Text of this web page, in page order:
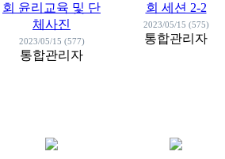
회 윤리교육 및 단
체사진
2023/05/15 (577)
통합관리자
회 세션 2-2
2023/05/15 (575)
통합관리자